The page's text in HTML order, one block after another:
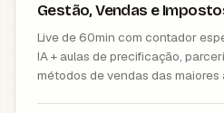
Gestão, Vendas e
Live de 60min com contador
IA + aulas de precificação,
métodos de vendas das maiores